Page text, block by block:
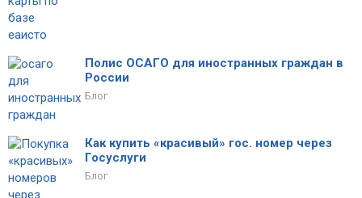
Полис ОСАГО для иностранных граждан в
России
Блог
Как купить «красивый» гос. номер через
Госуслуги
Блог